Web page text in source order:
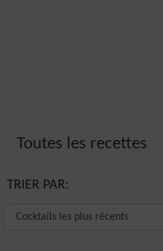
Toutes les recettes
TRIER PAR: